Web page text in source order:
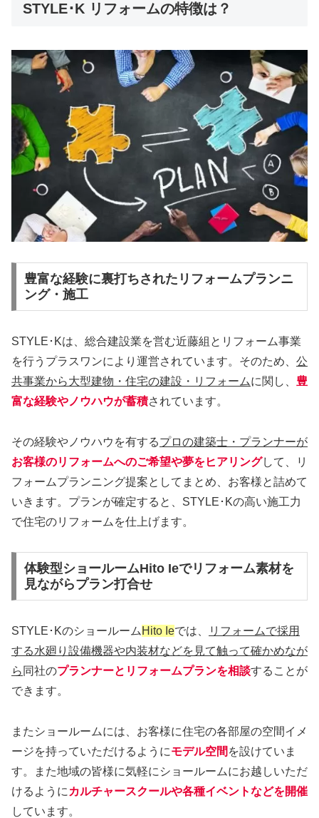
STYLE･K リフォームの特徴は？
豊富な経験に裏打ちされたリフォームプランニ
ング・施工
STYLE･Kは、総合建設業を営む近藤組とリフォーム事業
を行うプラスワンにより運営されています。そのため、 公
共事業から大型建物・住宅の建設・リフォームに関し、 豊
富な経験やノウハウが蓄積されています。
その経験やノウハウを有するプロの建築士・プランナーが
お客様のリフォームへのご希望や夢をヒアリングして、リ
フォームプランニング提案としてまとめ、お客様と詰めて
いきます。プランが確定すると、STYLE･Kの高い施工力
で住宅のリフォームを仕上げます。
体験型ショールームHito Ieでリフォーム素材を
見ながらプラン打合せ
STYLE･Kのショールーム Hito Ieでは、
リフォームで採用
する水廻り設備機器や内装材などを見て触って確かめなが
ら 同社のプランナーとリフォームプランを相談することが
できます。
またショールームには、お客様に住宅の各部屋の空間イメ
ージを持っていただけるようにモデル空間 を設けていま
す。また地域の皆様に気軽にショールームにお越しいただ
けるように カルチャースクールや各種イベントなどを開催
しています。